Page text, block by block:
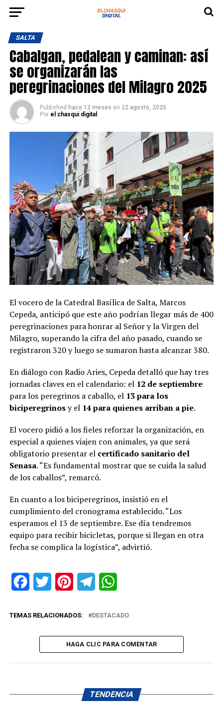
SALTA
Cabalgan, pedalean y caminan: así
se organizarán las
peregrinaciones del Milagro 2025
Published hace 12 meses en 22 agosto, 2025
Por el chasqui digital
El vocero de la Catedral Basílica de Salta, Marcos
Cepeda, anticipó que este año podrían llegar más de 400
peregrinaciones para honrar al Señor y la Virgen del
Milagro, superando la cifra del año pasado, cuando se
registraron 320 y luego se sumaron hasta alcanzar 380.
En diálogo con Radio Aries, Cepeda detalló que hay tres
jornadas claves en el calendario: el 12 de septiembre
para los peregrinos a caballo, el 13 para los
biciperegrinosy el 14 para quienes arriban a pie.
El vocero pidió a los fieles reforzar la organización, en
especial a quienes viajen con animales, ya que será
obligatorio presentar el certificado sanitario del
Senasa. “Es fundamental mostrar que se cuida la salud
de los caballos”, remarcó.
En cuanto a los biciperegrinos, insistió en el
cumplimiento del cronograma establecido. “Los
esperamos el 13 de septiembre. Ese día tendremos
equipo para recibir bicicletas, porque si llegan en otra
fecha se complica la logística”, advirtió.
FacebookTwitter PinterestTelegram
TEMAS RELACIONADOS: DESTACADO
HAGA CLIC PARA COMENTAR
TENDENCIA